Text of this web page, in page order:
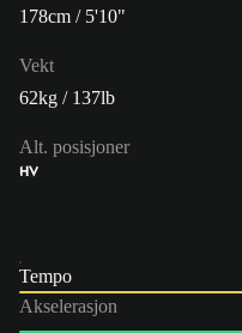
178cm / 5'10"
Vekt
62kg / 137lb
Alt. posisjoner
HV
Tempo
Akselerasjon